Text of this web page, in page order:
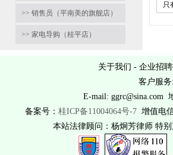
>> 销售员（平南美的旗舰店）
>> 家电导购（桂平店）
只
关于我们 - 企业招
客户服务
E-mail: ggrc@sina.com
备案号： 桂ICP备11004064号-7增值电信
本站法律顾问：杨炯芳律师 特